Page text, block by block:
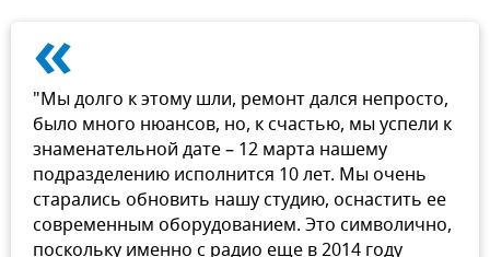
«
"Мы долго к этому шли, ремонт дался непросто,
было много нюансов, но, к счастью, мы успели к
знаменательной дате – 12 марта нашему
подразделению исполнится 10 лет. Мы очень
старались обновить нашу студию, оснастить ее
современным оборудованием. Это символично,
поскольку именно с радио еще в 2014 году